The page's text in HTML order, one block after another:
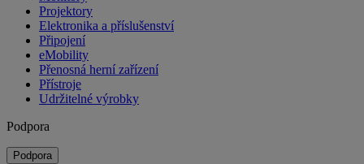
Projektory
Elektronika a příslušenství
Připojení
eMobility
Přenosná herní zařízení
Přístroje
Udržitelné výrobky
Podpora
Podpora